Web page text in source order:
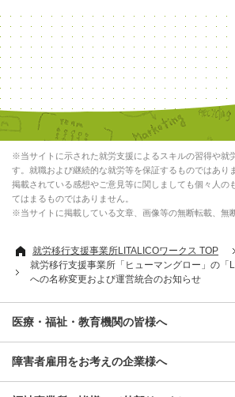
※当サイトに示された就労支援によるスキルの習得や就
す。就職および継続的な就労等を保証するものではあり
掲載されている感想やご意見等に関しましても個々人の
てはまるものではありません。
※当サイトに掲載している文章、画像等の無断転載、無
就労移行支援事業所LITALICOワークス TOP
就労移行支援事業所「ヒューマングロー」の「
への名称変更および運営統合のお知らせ
医療・福祉・教育機関の皆様へ
障害者雇用をお考えの企業様へ